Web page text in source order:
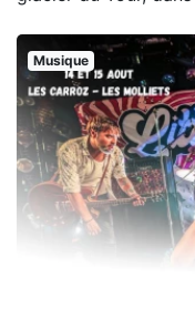
Musique